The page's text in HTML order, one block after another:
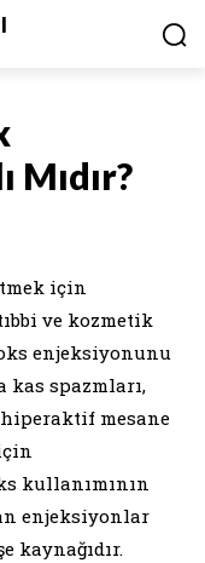
Mıdır?
için
ve kozmetik
enjeksiyonunu
kas spazmları,
mesane
kullanımının
enjeksiyonlar
kaynağıdır.